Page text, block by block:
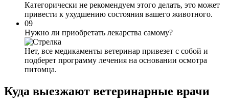
Категорически не рекомендуем этого делать, это может
привести к ухудшению состояния вашего животного.
09
Нужно ли приобретать лекарства самому?
Нет, все медикаменты ветеринар привезет с собой и
подберет программу лечения на основании осмотра
питомца.
Куда выезжают ветеринарные врачи